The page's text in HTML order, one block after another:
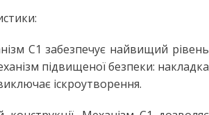
С1 забезпечує найвищий рівень
підвищеної безпеки: накладка
іскроутворення.